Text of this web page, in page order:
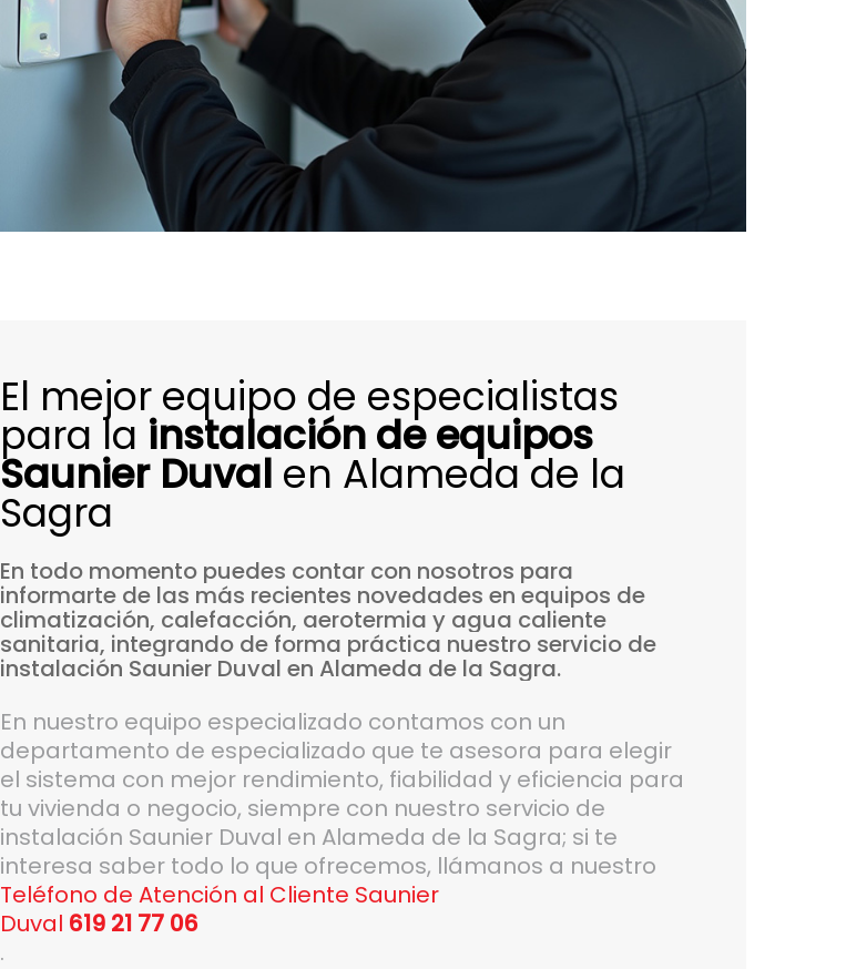
El mejor equipo de especialistas
para la instalación de equipos
Saunier Duval en Alameda de la
Sagra
En todo momento puedes contar con nosotros para
informarte de las más recientes novedades en equipos de
climatización, calefacción, aerotermia y agua caliente
sanitaria, integrando de forma práctica nuestro servicio de
instalación Saunier Duval en Alameda de la Sagra.
En nuestro equipo especializado contamos con un
departamento de especializado que te asesora para elegir
el sistema con mejor rendimiento, fiabilidad y eficiencia para
tu vivienda o negocio, siempre con nuestro servicio de
instalación Saunier Duval en Alameda de la Sagra; si te
interesa saber todo lo que ofrecemos, llámanos a nuestro
Teléfono de Atención al Cliente Saunier
Duval 619 21 77 06
.